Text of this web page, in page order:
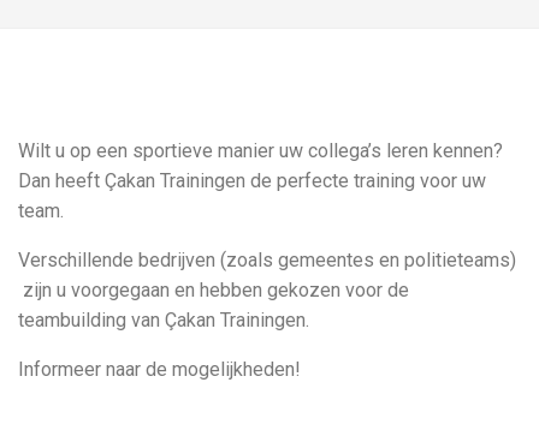
Wilt u op een sportieve manier uw collega’s leren kennen?
Dan heeft Çakan Trainingen de perfecte training voor uw
team.
Verschillende bedrijven (zoals gemeentes en politieteams)
zijn u voorgegaan en hebben gekozen voor de
teambuilding van Çakan Trainingen.
Informeer naar de mogelijkheden!